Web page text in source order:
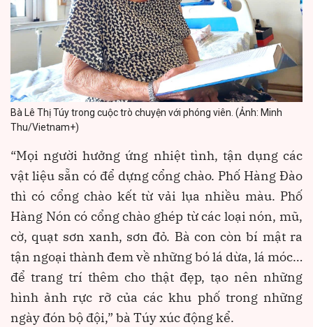
Bà Lê Thị Túy trong cuộc trò chuyện với phóng viên. (Ảnh: Minh
Thu/Vietnam+)
“Mọi người hưởng ứng nhiệt tình, tận dụng các
vật liệu sẵn có để dựng cổng chào. Phố Hàng Đào
thì có cổng chào kết từ vải lụa nhiều màu. Phố
Hàng Nón có cổng chào ghép từ các loại nón, mũ,
cờ, quạt sơn xanh, sơn đỏ. Bà con còn bí mật ra
tận ngoại thành đem về những bó lá dừa, lá móc…
để trang trí thêm cho thật đẹp, tạo nên những
hình ảnh rực rỡ của các khu phố trong những
ngày đón bộ đội,” bà Túy xúc động kể.